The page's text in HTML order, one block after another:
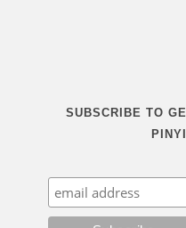
SUBSCRIBE TO